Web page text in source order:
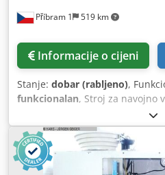
Příbram 1 519 km
Informacije o cijeni
Stanje: dobar (rabljeno),
funkcionalan, Stroj za navojno